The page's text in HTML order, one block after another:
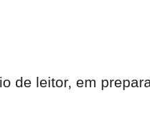
de leitor, em